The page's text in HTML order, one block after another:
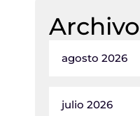
Archivo
agosto 2026
julio 2026